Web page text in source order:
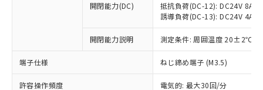
開閉能力(DC)
抵抗負荷(DC-12): DC24V 8A/
誘導負荷(DC-13): DC24V 4A/
開閉能力説明 測定条件: 周囲温度 20±2℃、
端子仕様 ねじ締め端子 (M3.5)
許容操作頻度
電気的: 最大30回/分
ご利用条件
対応済み：EU RoHS指令（10物質）の
非含有に対応した製品が提供可能な商品で
対応予定：EU RoHS指令（10物質）の非含
有に対応した製品に切り替える予定のある